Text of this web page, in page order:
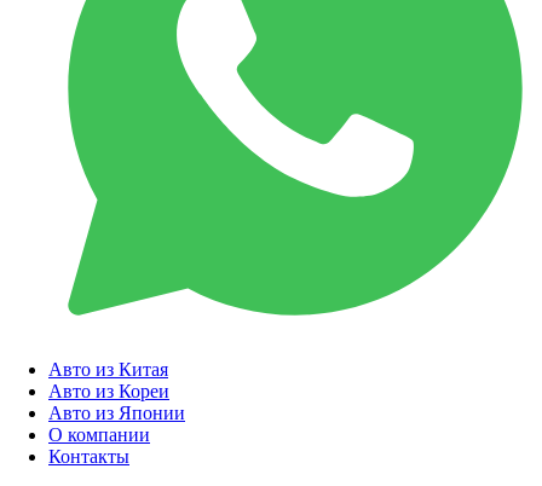
Авто из Китая
Авто из Кореи
Авто из Японии
О компании
Контакты